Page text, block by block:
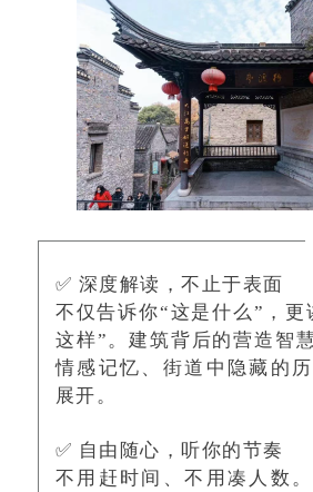
✅ 深度解读，不止于表面
不仅告诉你“这是什么”，更
这样”。建筑背后的营造智
情感记忆、街道中隐藏的
展开。
✅ 自由随心，听你的节奏
不用赶时间、不用凑人数